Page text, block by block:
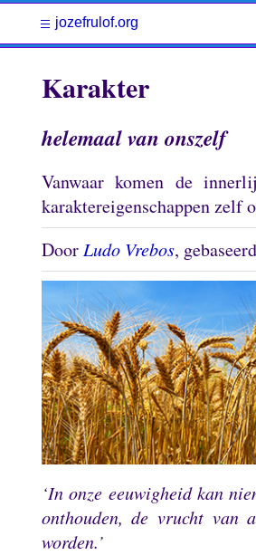
jozefrulof.org
Karakter
helemaal van onszelf
Vanwaar komen de
karaktereigenschappen zelf
Door Ludo Vrebos,
‘In onze eeuwigheid kan
onthouden, de vrucht van
worden.’